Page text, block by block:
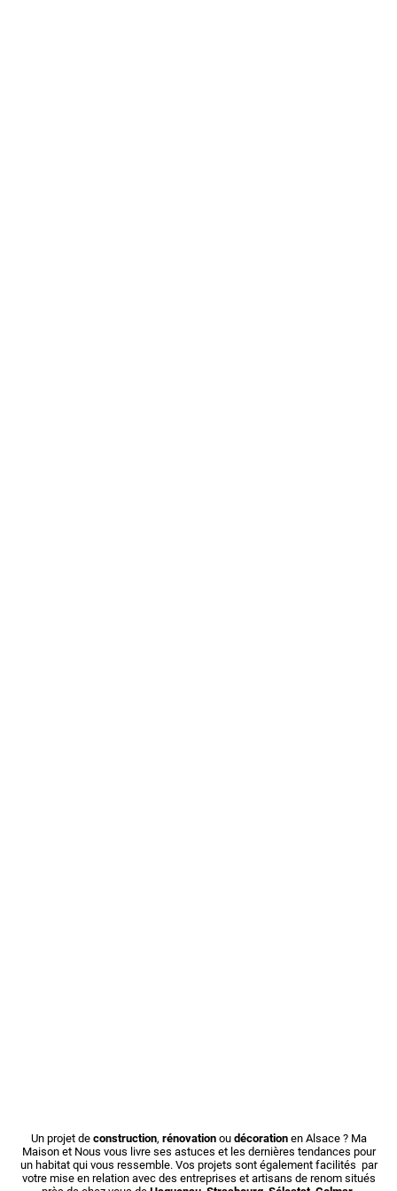
Un projet de construction, rénovationou décorationen Alsace ? Ma
Maison et Nous vous livre ses astuces et les dernières tendances pour
un habitat qui vous ressemble. Vos projets sont également facilités par
votre mise en relation avec des entreprises et artisans de renom situés